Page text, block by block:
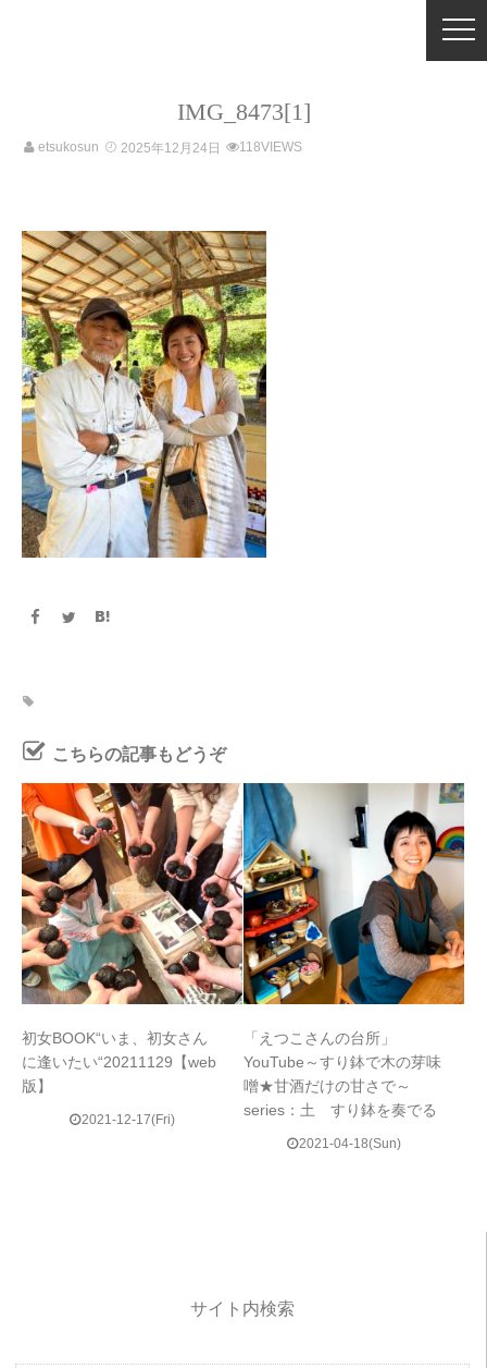
IMG_8473[1]
etsukosun 2025年12月24日 118VIEWS
こちらの記事もどうぞ
初女BOOK“いま、初女さん
に逢いたい“20211129【web
版】
2021-12-17(Fri)
「えつこさんの台所」
YouTube～すり鉢で木の芽味
噌★甘酒だけの甘さで～
series：土 すり鉢を奏でる
2021-04-18(Sun)
サイト内検索